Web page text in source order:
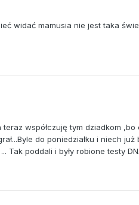
widać mamusia nie jest taka
współczuję tym dziadkom ,bo
do poniedziałku i niech już
Tak poddali i były robione testy